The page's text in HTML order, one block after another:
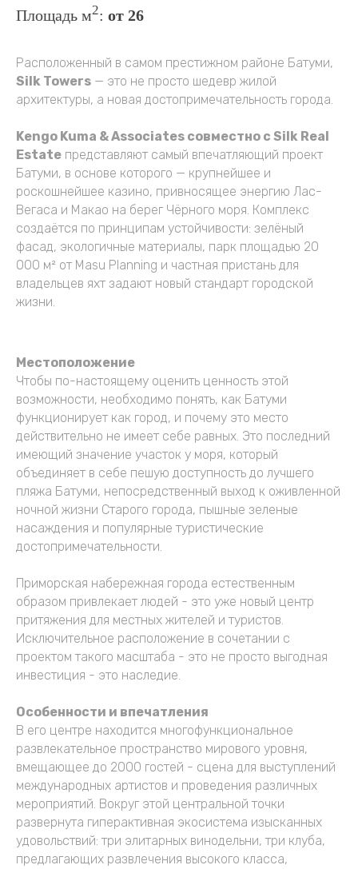
Площадь м2: от 26
Расположенный в самом престижном районе Батуми,
Silk Towers — это не просто шедевр жилой
архитектуры, а новая достопримечательность города.
Kengo Kuma & Associates совместно с Silk Real
Estate представляют самый впечатляющий проект
Батуми, в основе которого — крупнейшее и
роскошнейшее казино, привносящее энергию Лас-
Вегаса и Макао на берег Чёрного моря. Комплекс
создаётся по принципам устойчивости: зелёный
фасад, экологичные материалы, парк площадью 20
000 м² от Masu Planning и частная пристань для
владельцев яхт задают новый стандарт городской
жизни.
Местоположение
Чтобы по-настоящему оценить ценность этой
возможности, необходимо понять, как Батуми
функционирует как город, и почему это место
действительно не имеет себе равных. Это последний
имеющий значение участок у моря, который
объединяет в себе пешую доступность до лучшего
пляжа Батуми, непосредственный выход к оживленной
ночной жизни Старого города, пышные зеленые
насаждения и популярные туристические
достопримечательности.
Приморская набережная города естественным
образом привлекает людей - это уже новый центр
притяжения для местных жителей и туристов.
Исключительное расположение в сочетании с
проектом такого масштаба - это не просто выгодная
инвестиция - это наследие.
Особенности и впечатления
В его центре находится многофункциональное
развлекательное пространство мирового уровня,
вмещающее до 2000 гостей - сцена для выступлений
международных артистов и проведения различных
мероприятий. Вокруг этой центральной точки
развернута гиперактивная экосистема изысканных
удовольствий: три элитарных винодельни, три клуба,
предлагающих развлечения высокого класса,